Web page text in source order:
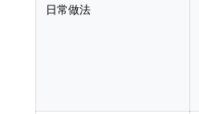
日常做法